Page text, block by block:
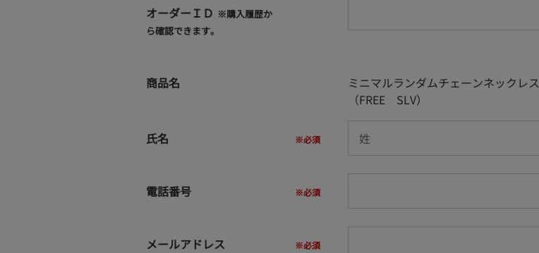
オーダーＩＤ ※購入履歴か
ら確認できます。
商品名
ミニマルランダムチェーンネックレス
（FREE SLV）
氏名
電話番号
メールアドレス